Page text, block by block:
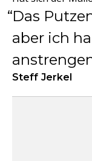
Das
aber ich
Steff Jerkel